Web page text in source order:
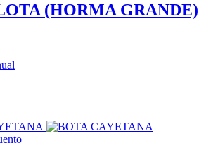
(HORMA GRANDE)